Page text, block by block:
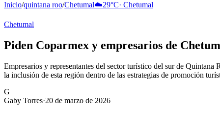
Inicio/quintana roo/Chetumal☁️29°C· Chetumal
Chetumal
Piden Coparmex y empresarios de
Empresarios y representantes del sector turístico del sur de
la inclusión de esta región dentro de las estrategias de promoción
G
Gaby Torres·20 de marzo de 2026